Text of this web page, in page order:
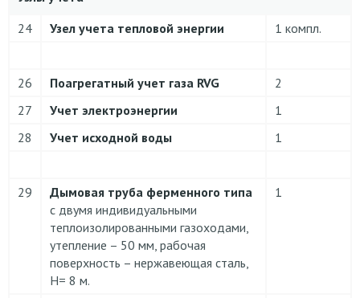
24
Узел учета тепловой энергии 1 компл.
26 Поагрегатный учет газа RVG
2
27
Учет электроэнергии
1
28
Учет исходной воды 1
29
Дымовая труба ферменного типа
с двумя индивидуальными
теплоизолированными газоходами,
утепление – 50 мм, рабочая
поверхность – нержавеющая сталь,
Н= 8 м.
1